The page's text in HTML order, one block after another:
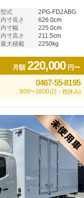
型式
2PG-FD2ABG
内寸長さ
626.0cm
内寸幅
225.0cm
内寸高さ
211.5cm
最大積載
2250kg
月額220,000円〜
0467-55-8195
9:00〜18:00 (日・祝休み)